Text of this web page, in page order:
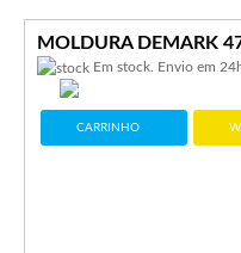
MOLDURA DEMARK
Em stock. Envio em
CARRINHO